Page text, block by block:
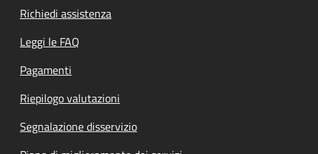
Richiedi assistenza
Leggi le FAQ
Pagamenti
Riepilogo valutazioni
Segnalazione disservizio